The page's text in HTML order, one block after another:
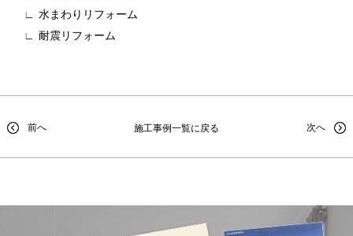
水まわりリフォーム
耐震リフォーム
施工事例一覧に戻る
前へ 次へ